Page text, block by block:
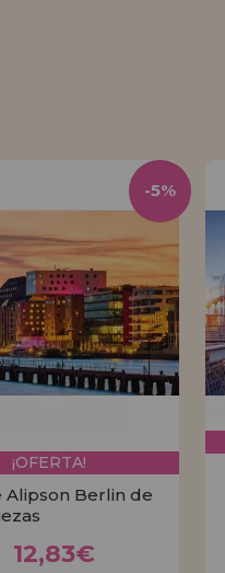
¡OFERTA!
Alipson Berlin de
12,83€
-5%